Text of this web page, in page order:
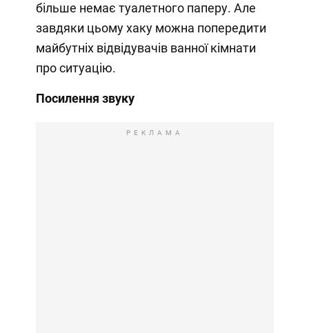
більше немає туалетного паперу. Але
завдяки цьому хаку можна попередити
майбутніх відвідувачів ванної кімнати
про ситуацію.
Посилення звуку
РЕКЛАМА